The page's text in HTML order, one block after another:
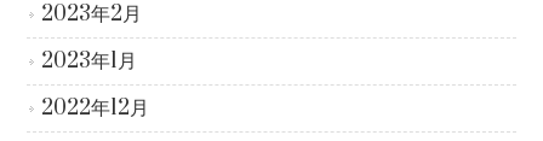
2023年2月
2023年1月
2022年12月